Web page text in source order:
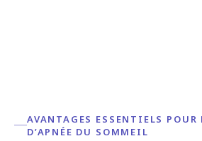
AVANTAGES ESSENTIELS POUR
D’APNÉE DU SOMMEIL